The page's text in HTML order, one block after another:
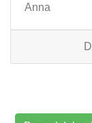
Anna